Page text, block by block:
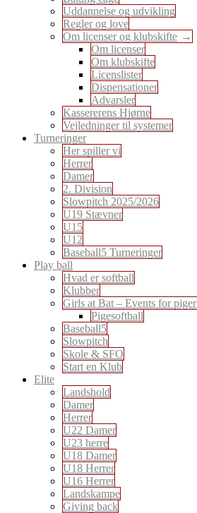
Uddannelse og udvikling
Regler og love
Om licenser og klubskifte
Om licenser
Om klubskifte
Licenslister
Dispensationer
Advarsler
Kassererens Hjørne
Vejledninger til systemer
Turneringer
Her spiller vi
Herrer
Damer
2. Division
Slowpitch 2025/2026
U19 Stævner
U15
U12
Baseball5 Turneringer
Play ball
Hvad er softball
Klubber
Girls at Bat – Events for piger
Pigesoftball
Baseball5
Slowpitch
Skole & SFO
Start en Klub
Elite
Landshold
Damer
Herrer
U22 Damer
U23 herre
U18 Damer
U18 Herrer
U16 Herrer
Landskampe
Giving back